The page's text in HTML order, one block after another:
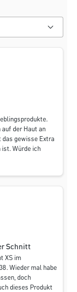
5 Sternen
der Haut an
das gewisse Extra
ist. Würde ich
5 Sternen
Schnitt
XS im
Wieder mal habe
doch
dieses Produkt